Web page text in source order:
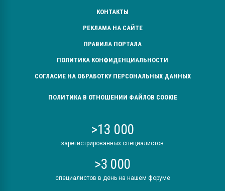
КОНТАКТЫ
РЕКЛАМА НА САЙТЕ
ПРАВИЛА ПОРТАЛА
ПОЛИТИКА КОНФИДЕНЦИАЛЬНОСТИ
СОГЛАСИЕ НА ОБРАБОТКУ ПЕРСОНАЛЬНЫХ ДАННЫХ
ПОЛИТИКА В ОТНОШЕНИИ ФАЙЛОВ COOKIE
>13 000
зарегистрированных специалистов
>3 000
специалистов в день на нашем форуме